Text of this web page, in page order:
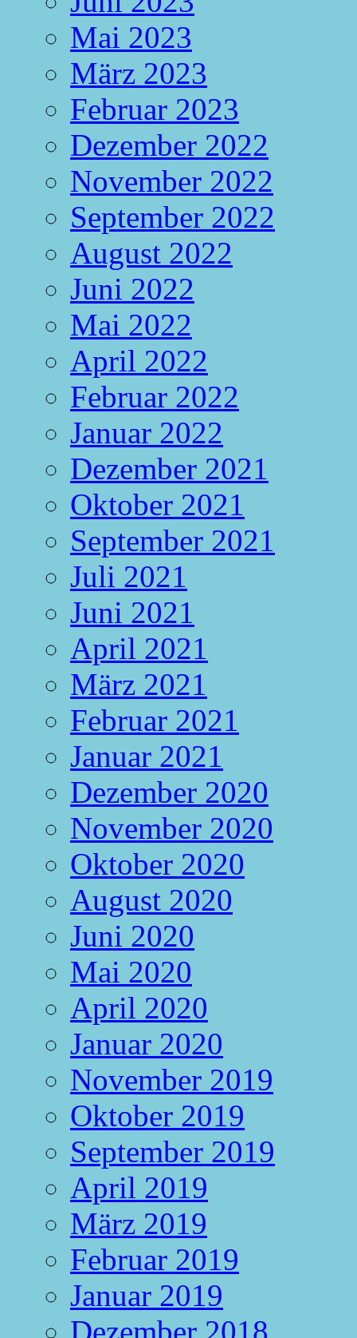
Mai 2023
März 2023
Februar 2023
Dezember 2022
November 2022
September 2022
August 2022
Juni 2022
Mai 2022
April 2022
Februar 2022
Januar 2022
Dezember 2021
Oktober 2021
September 2021
Juli 2021
Juni 2021
April 2021
März 2021
Februar 2021
Januar 2021
Dezember 2020
November 2020
Oktober 2020
August 2020
Juni 2020
Mai 2020
April 2020
Januar 2020
November 2019
Oktober 2019
September 2019
April 2019
März 2019
Februar 2019
Januar 2019